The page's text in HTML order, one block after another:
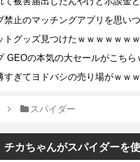
スパイダー
チカちゃんがスパイダーを